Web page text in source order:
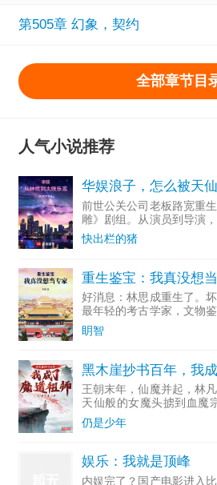
第505章 幻象，契约
全部章节目
人气小说推荐
华娱浪子，怎么被天
前世公关公司老板路宽重
雕》剧组。从演员到导演
至成为资...
快出栏的猪
重生鉴宝：我真没想
好消息：林思成重生了。
最年轻的考古学家，文物
头人。多...
眀智
黑木崖抄书百年，我
王朝末年，仙魔并起，林
天仙般的女魔头掳到血魔
一心只想做个好人，无奈
过藏书楼抄录变强。……若
仍是少年
娱乐：我就是顶峰
内娱完了？国产电影进入